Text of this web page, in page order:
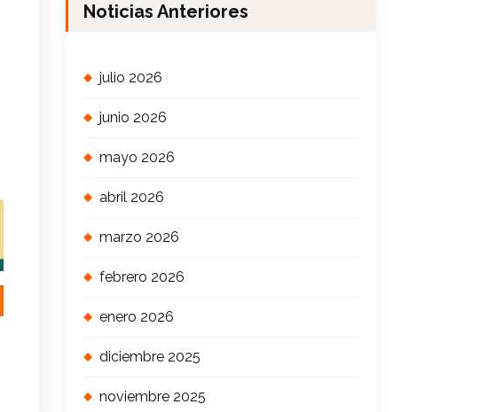
Noticias Anteriores
julio 2026
junio 2026
mayo 2026
abril 2026
marzo 2026
febrero 2026
enero 2026
diciembre 2025
noviembre 2025